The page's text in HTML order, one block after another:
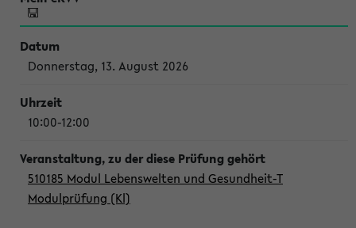
Donnerstag, 13. August 2026
10:00-12:00
510185 Modul Lebenswelten und Gesundheit-T
Modulprüfung (Kl)